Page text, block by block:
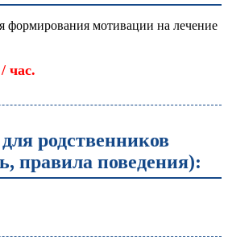
формирования мотивации на лечение
час.
родственников
правила поведения):